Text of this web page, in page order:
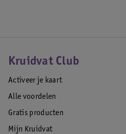
Kruidvat Club
Activeer je kaart
Alle voordelen
Gratis producten
Mijn Kruidvat